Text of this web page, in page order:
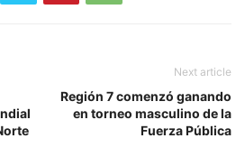
Next article
Región 7 comenzó ganando
en torneo masculino de la
Fuerza Pública